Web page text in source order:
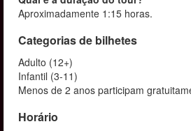
Aproximadamente 1:15 horas.
Categorias de bilhetes
Adulto (12+)
Infantil (3-11)
Menos de 2 anos participam
Horário